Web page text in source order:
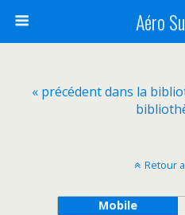
Aéro
« précédent dans la
Retour
Mobile